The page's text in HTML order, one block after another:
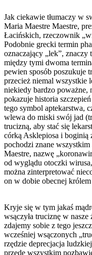
Jak ciekawie tłumaczy w
Maria Maestre Maestre,
Łacińskich, rzeczownik
Podobnie grecki termin
oznaczający „lek”, znaczy
między tymi dwoma
pewien sposób poszukuje
przecież niemal wszystkie
niekiedy bardzo poważne,
pokazuje historia
tego symbol aptekarstwa,
wlewa do miski swój jad
trucizną, aby stać się
córką Asklepiosa i boginią
pochodzi znane
Maestre, nazwę
od wyglądu otoczki
można zinterpretować
on w dobie obecnej
Kryje się w tym jakaś
wsączyła truciznę w nasze
zdajemy sobie z tego
wcześniej wsączonych
rzędzie deprecjacja
przede wszystkim